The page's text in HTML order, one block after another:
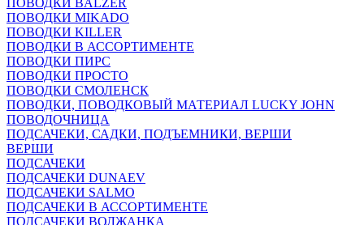
ПОВОДКИ BALZER
ПОВОДКИ MIKADO
ПОВОДКИ KILLER
ПОВОДКИ В АССОРТИМЕНТЕ
ПОВОДКИ ПИРС
ПОВОДКИ ПРОСТО
ПОВОДКИ СМОЛЕНСК
ПОВОДКИ, ПОВОДКОВЫЙ МАТЕРИАЛ LUCKY JOHN
ПОВОДОЧНИЦА
ПОДСАЧЕКИ, САДКИ, ПОДЪЕМНИКИ, ВЕРШИ
ВЕРШИ
ПОДСАЧЕКИ
ПОДСАЧЕКИ DUNAEV
ПОДСАЧЕКИ SALMO
ПОДСАЧЕКИ В АССОРТИМЕНТЕ
ПОДСАЧЕКИ ВОЛЖАНКА